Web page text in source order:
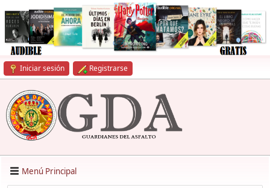
Iniciar sesión Registrarse
Menú Principal